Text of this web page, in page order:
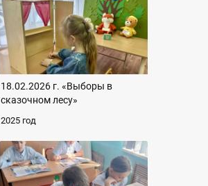
18.02.2026 г. «Выборы в
сказочном лесу»
2025 год